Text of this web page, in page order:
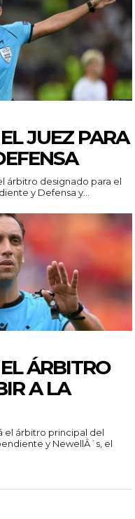
JUEZ PARA
árbitro designado para el
y Defensa y...
ÁRBITRO
A LA
el árbitro principal del
y NewellÂ´s, el